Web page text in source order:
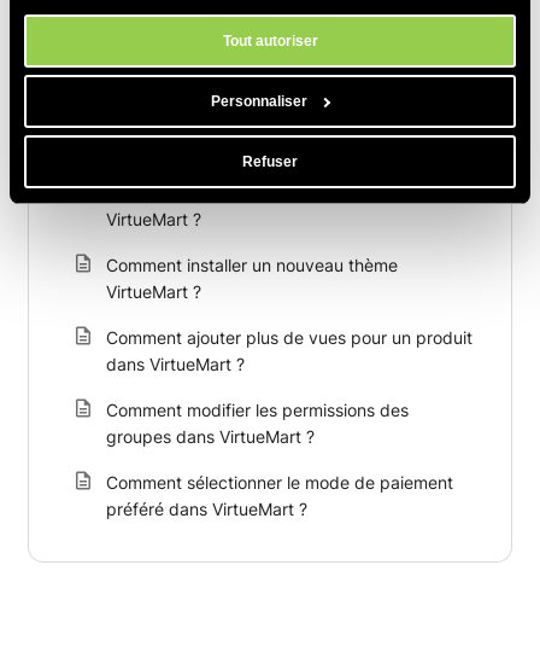
Tout autoriser
Personnaliser
Refuser
Comment supprimer les produits récemment
Comment installer un module linguistique dans
VirtueMart ?
Comment installer un nouveau thème
VirtueMart ?
Comment ajouter plus de vues pour un produit
dans VirtueMart ?
Comment modifier les permissions des
groupes dans VirtueMart ?
Comment sélectionner le mode de paiement
préféré dans VirtueMart ?